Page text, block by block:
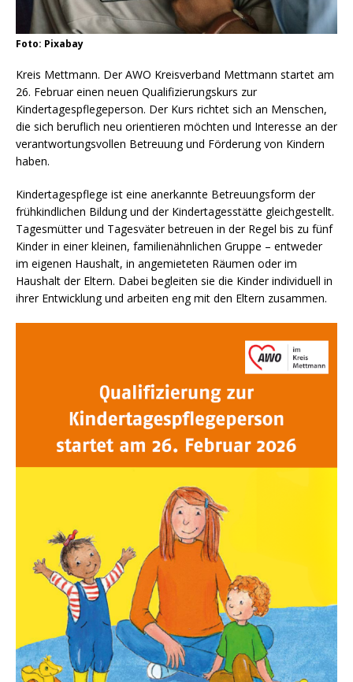
Foto: Pixabay
Kreis Mettmann. Der AWO Kreisverband Mettmann startet am
26. Februar einen neuen Qualifizierungskurs zur
Kindertagespflegeperson. Der Kurs richtet sich an Menschen,
die sich beruflich neu orientieren möchten und Interesse an der
verantwortungsvollen Betreuung und Förderung von Kindern
haben.
Kindertagespflege ist eine anerkannte Betreuungsform der
frühkindlichen Bildung und der Kindertagesstätte gleichgestellt.
Tagesmütter und Tagesväter betreuen in der Regel bis zu fünf
Kinder in einer kleinen, familienähnlichen Gruppe – entweder
im eigenen Haushalt, in angemieteten Räumen oder im
Haushalt der Eltern. Dabei begleiten sie die Kinder individuell in
ihrer Entwicklung und arbeiten eng mit den Eltern zusammen.